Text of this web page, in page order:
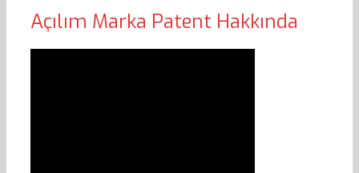
Açılım Marka Patent Hakkında